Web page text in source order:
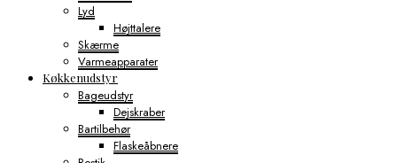
Lyd
Højttalere
Skærme
Varmeapparater
Køkkenudstyr
Bageudstyr
Dejskraber
Bartilbehør
Flaskeåbnere